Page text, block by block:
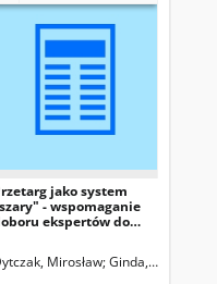
jako system
- wspomaganie
ekspertów do
Mirosław Ginda, Grzegorz